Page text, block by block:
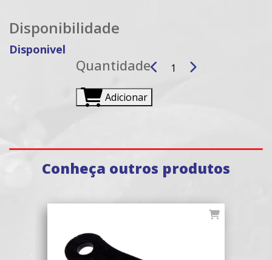
Disponibilidade
Disponivel
Quantidade
Adicionar
Conheça outros produtos